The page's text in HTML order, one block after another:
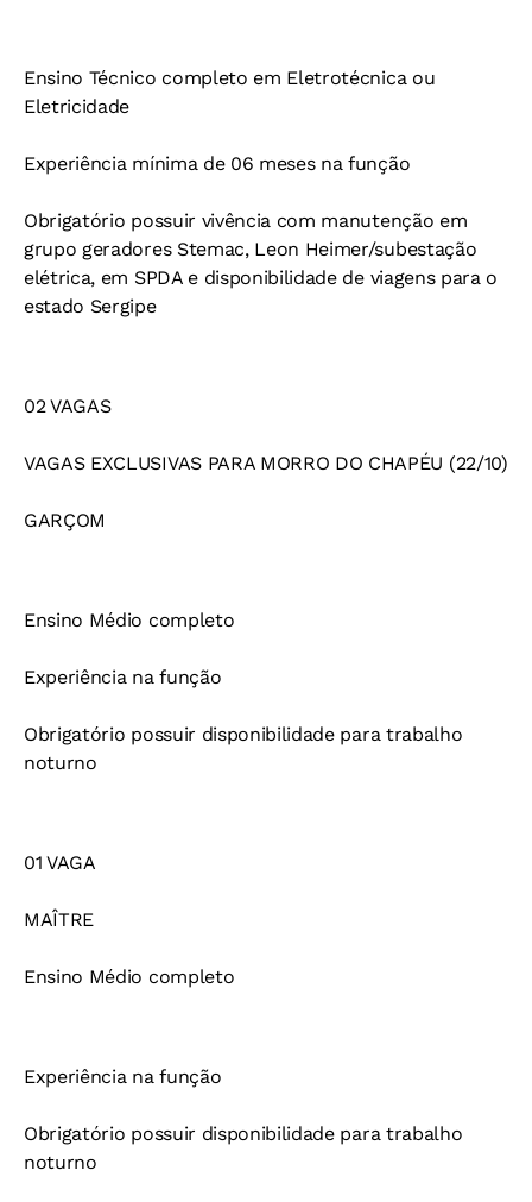
Ensino Técnico completo em Eletrotécnica ou
Eletricidade
Experiência mínima de 06 meses na função
Obrigatório possuir vivência com manutenção em
grupo geradores Stemac, Leon Heimer/subestação
elétrica, em SPDA e disponibilidade de viagens para o
estado Sergipe
02 VAGAS
VAGAS EXCLUSIVAS PARA MORRO DO CHAPÉU (22/10)
GARÇOM
Ensino Médio completo
Experiência na função
Obrigatório possuir disponibilidade para trabalho
noturno
01 VAGA
MAÎTRE
Ensino Médio completo
Experiência na função
Obrigatório possuir disponibilidade para trabalho
noturno